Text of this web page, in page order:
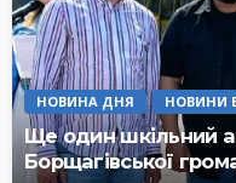
НОВИНА ДНЯ НОВИНИ
Ще один шкільний
Борщагівської